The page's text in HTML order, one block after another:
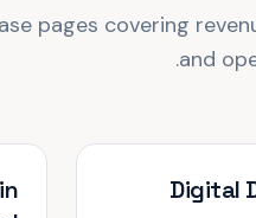
pages covering
and
Digital